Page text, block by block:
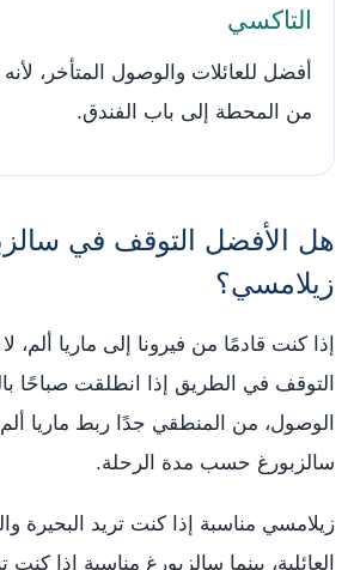
التاكسي
أفضل للعائلات والوصول المتأخر،
من المحطة إلى باب الفندق.
هل الأفضل التوقف في
زيلامسي؟
إذا كنت قادمًا من فيرونا إلى ماريا ألم،
التوقف في الطريق إذا انطلقت صباحًا
الوصول، من المنطقي جدًا ربط ماريا
سالزبورغ حسب مدة الرحلة.
زيلامسي مناسبة إذا كنت تريد البحيرة
العائلية، بينما سالزبورغ مناسبة إذا كنت